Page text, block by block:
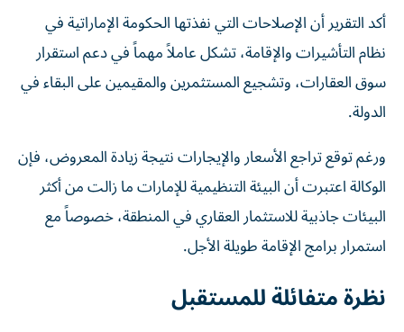
أكد التقرير أن الإصلاحات التي نفذتها الحكومة الإماراتية في
نظام التأشيرات والإقامة، تشكل عاملاً مهماً في دعم استقرار
سوق العقارات، وتشجيع المستثمرين والمقيمين على البقاء في
الدولة.
ورغم توقع تراجع الأسعار والإيجارات نتيجة زيادة المعروض، فإن
الوكالة اعتبرت أن البيئة التنظيمية للإمارات ما زالت من أكثر
البيئات جاذبية للاستثمار العقاري في المنطقة، خصوصاً مع
استمرار برامج الإقامة طويلة الأجل.
نظرة متفائلة للمستقبل